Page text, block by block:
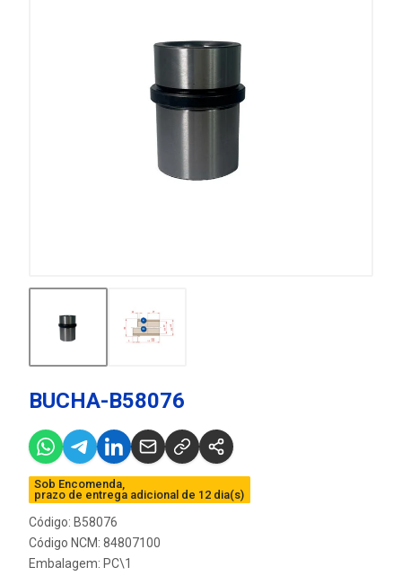
BUCHA-B58076
Sob Encomenda,
prazo de entrega adicional de 12 dia(s)
Código: B58076
Código NCM: 84807100
Embalagem: PC\1